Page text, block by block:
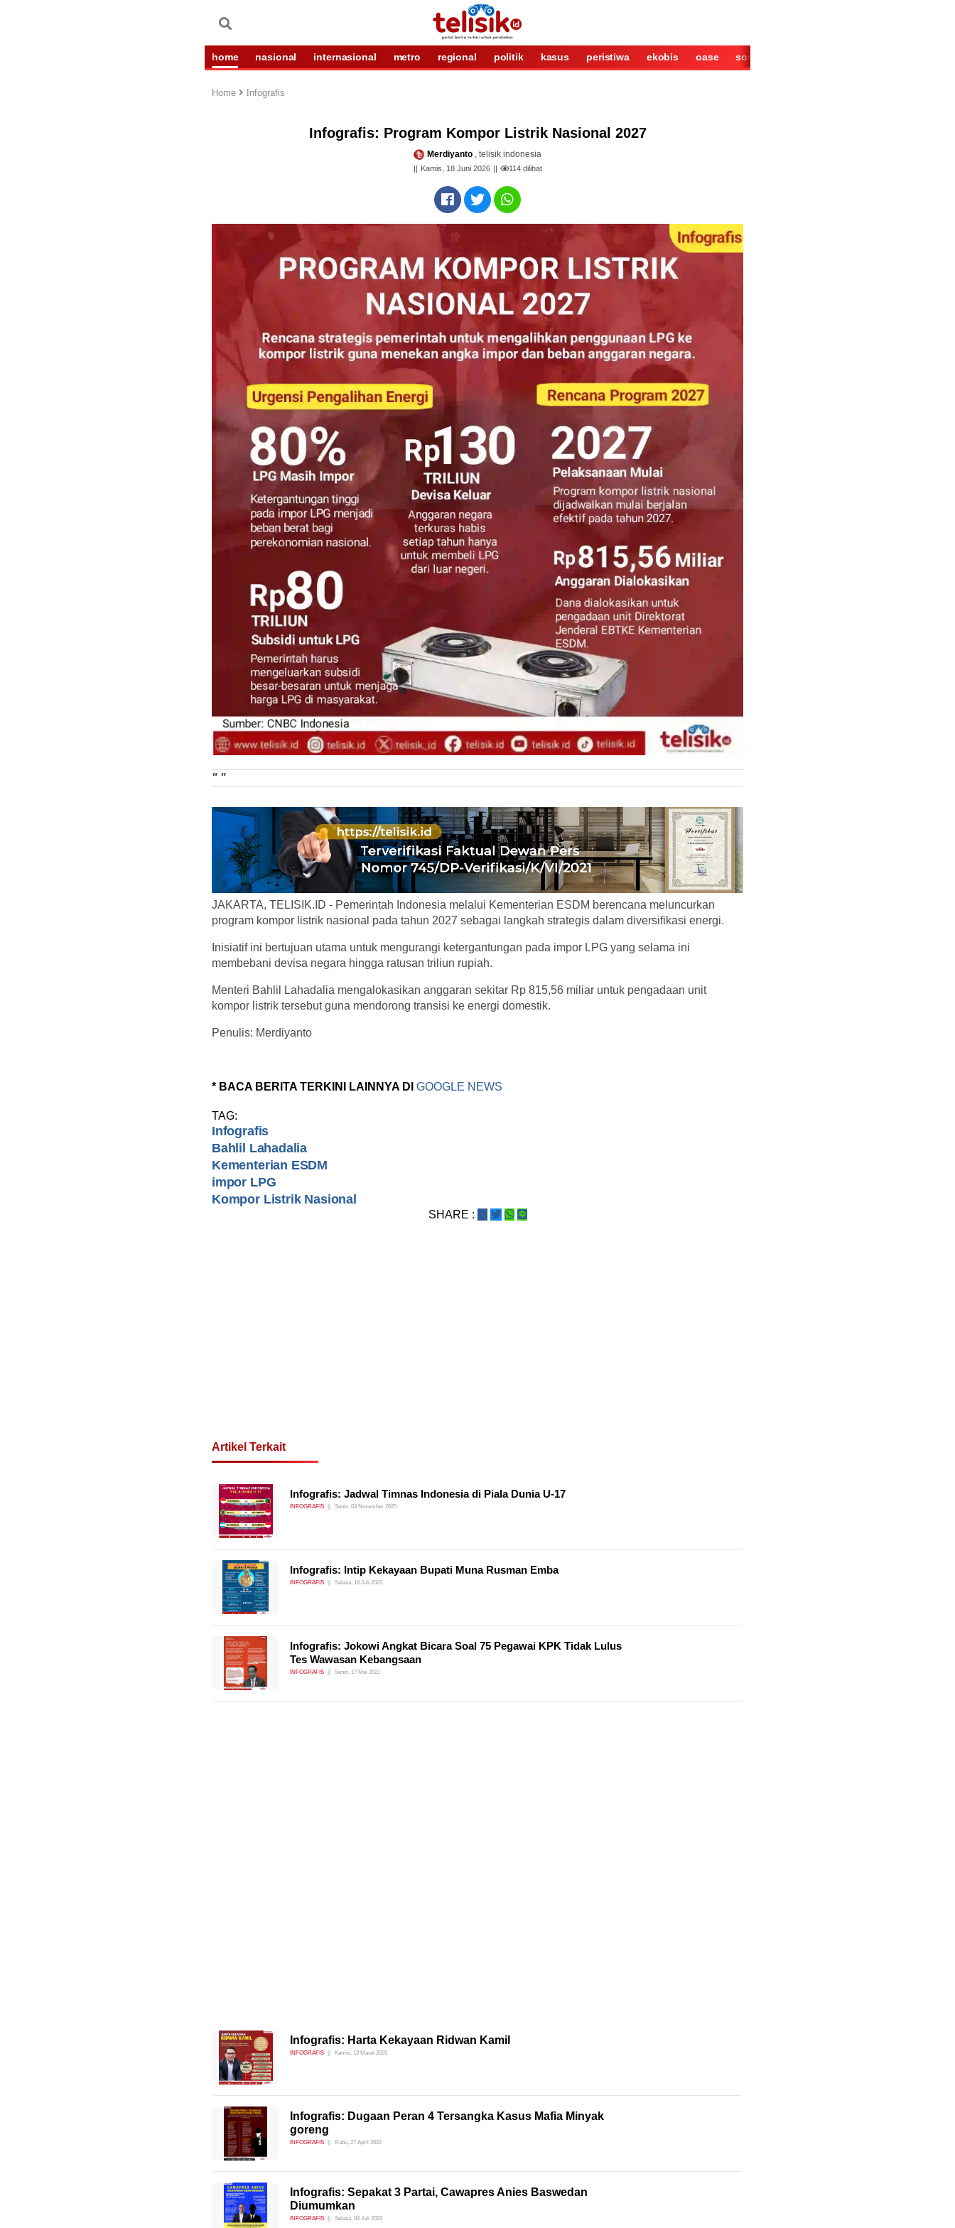
home nasional internasional metro regional politik kasus peristiwa ekobis oase sosok
Home Infografis
Infografis: Program Kompor Listrik Nasional 2027
Merdiyanto , telisik indonesia
Kamis, 18 Juni 2026 114dilihat
" "
JAKARTA, TELISIK.ID - Pemerintah Indonesia melalui Kementerian ESDM berencana meluncurkan
program kompor listrik nasional pada tahun 2027 sebagai langkah strategis dalam diversifikasi energi.
Inisiatif ini bertujuan utama untuk mengurangi ketergantungan pada impor LPG yang selama ini
membebani devisa negara hingga ratusan triliun rupiah.
Menteri Bahlil Lahadalia mengalokasikan anggaran sekitar Rp 815,56 miliar untuk pengadaan unit
kompor listrik tersebut guna mendorong transisi ke energi domestik.
Penulis: Merdiyanto
* BACA BERITA TERKINI LAINNYA DI GOOGLE NEWS
TAG:
Infografis
Bahlil Lahadalia
Kementerian ESDM
impor LPG
Kompor Listrik Nasional
SHARE :
Artikel Terkait
Infografis: Jadwal Timnas Indonesia di Piala Dunia U-17
INFOGRAFIS Senin, 03 November 2025
Infografis: Intip Kekayaan Bupati Muna Rusman Emba
INFOGRAFIS Selasa, 18 Juli 2023
Infografis: Jokowi Angkat Bicara Soal 75 Pegawai KPK Tidak Lulus
Tes Wawasan Kebangsaan
INFOGRAFIS Senin, 17 Mei 2021
Infografis: Harta Kekayaan Ridwan Kamil
INFOGRAFIS Kamis, 13 Maret 2025
Infografis: Dugaan Peran 4 Tersangka Kasus Mafia Minyak
goreng
INFOGRAFIS Rabu, 27 April 2022
Infografis: Sepakat 3 Partai, Cawapres Anies Baswedan
Diumumkan
INFOGRAFIS Selasa, 04 Juli 2023